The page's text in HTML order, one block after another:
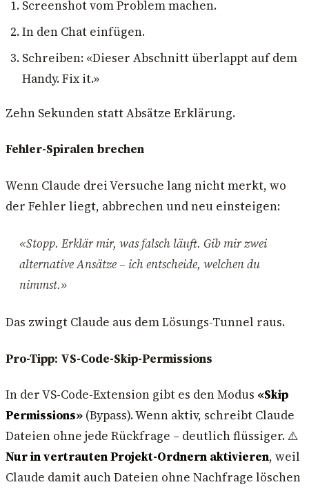
Screenshot vom Problem machen.
In den Chat einfügen.
Schreiben: «Dieser Abschnitt überlappt auf dem
Handy. Fix it.»
Zehn Sekunden statt Absätze Erklärung.
Fehler-Spiralen brechen
Wenn Claude drei Versuche lang nicht merkt, wo
der Fehler liegt, abbrechen und neu einsteigen:
«Stopp. Erklär mir, was falsch läuft. Gib mir zwei
alternative Ansätze – ich entscheide, welchen du
nimmst.»
Das zwingt Claude aus dem Lösungs-Tunnel raus.
Pro-Tipp: VS-Code-Skip-Permissions
In der VS-Code-Extension gibt es den Modus «Skip
Permissions» (Bypass). Wenn aktiv, schreibt Claude
Dateien ohne jede Rückfrage – deutlich flüssiger. ⚠️
Nur in vertrauten Projekt-Ordnern aktivieren, weil
Claude damit auch Dateien ohne Nachfrage löschen